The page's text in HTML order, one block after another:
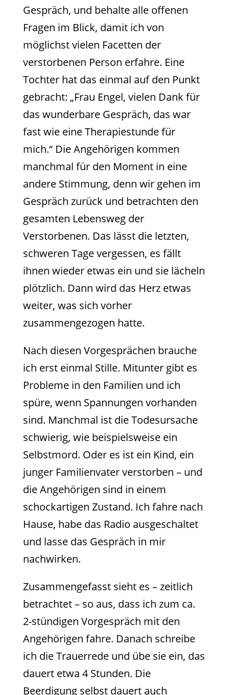
Gespräch, und behalte alle offenen
Fragen im Blick, damit ich von
möglichst vielen Facetten der
verstorbenen Person erfahre. Eine
Tochter hat das einmal auf den Punkt
gebracht: „Frau Engel, vielen Dank für
das wunderbare Gespräch, das war
fast wie eine Therapiestunde für
mich.“ Die Angehörigen kommen
manchmal für den Moment in eine
andere Stimmung, denn wir gehen im
Gespräch zurück und betrachten den
gesamten Lebensweg der
Verstorbenen. Das lässt die letzten,
schweren Tage vergessen, es fällt
ihnen wieder etwas ein und sie lächeln
plötzlich. Dann wird das Herz etwas
weiter, was sich vorher
zusammengezogen hatte.
Nach diesen Vorgesprächen brauche
ich erst einmal Stille. Mitunter gibt es
Probleme in den Familien und ich
spüre, wenn Spannungen vorhanden
sind. Manchmal ist die Todesursache
schwierig, wie beispielsweise ein
Selbstmord. Oder es ist ein Kind, ein
junger Familienvater verstorben – und
die Angehörigen sind in einem
schockartigen Zustand. Ich fahre nach
Hause, habe das Radio ausgeschaltet
und lasse das Gespräch in mir
nachwirken.
Zusammengefasst sieht es – zeitlich
betrachtet – so aus, dass ich zum ca.
2-stündigen Vorgespräch mit den
Angehörigen fahre. Danach schreibe
ich die Trauerrede und übe sie ein, das
dauert etwa 4 Stunden. Die
Beerdigung selbst dauert auch